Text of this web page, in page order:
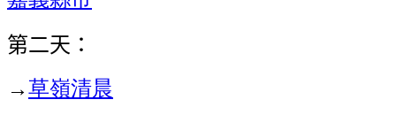
第二天：
→草嶺清晨